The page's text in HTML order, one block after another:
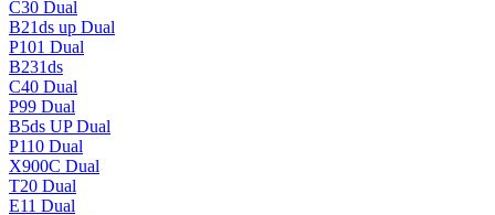
C30 Dual
B21ds up Dual
P101 Dual
B231ds
C40 Dual
P99 Dual
B5ds UP Dual
P110 Dual
X900C Dual
T20 Dual
E11 Dual